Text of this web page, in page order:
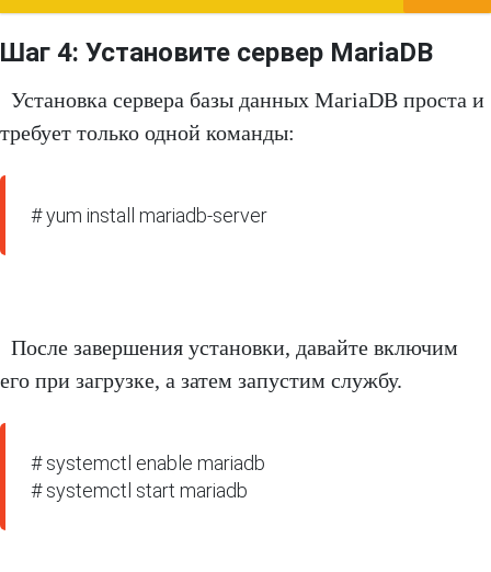
Шаг 4: Установите сервер MariaDB
Установка сервера базы данных MariaDB проста и
требует только одной команды:
# yum install mariadb-server
После завершения установки, давайте включим
его при загрузке, а затем запустим службу.
# systemctl enable mariadb
# systemctl start mariadb